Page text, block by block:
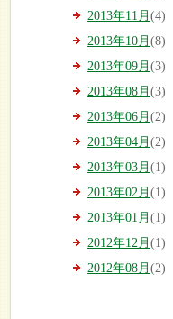
2013年11月 (4)
2013年10月 (8)
2013年09月 (3)
2013年08月 (3)
2013年06月 (2)
2013年04月 (2)
2013年03月 (1)
2013年02月 (1)
2013年01月 (1)
2012年12月 (1)
2012年08月 (2)